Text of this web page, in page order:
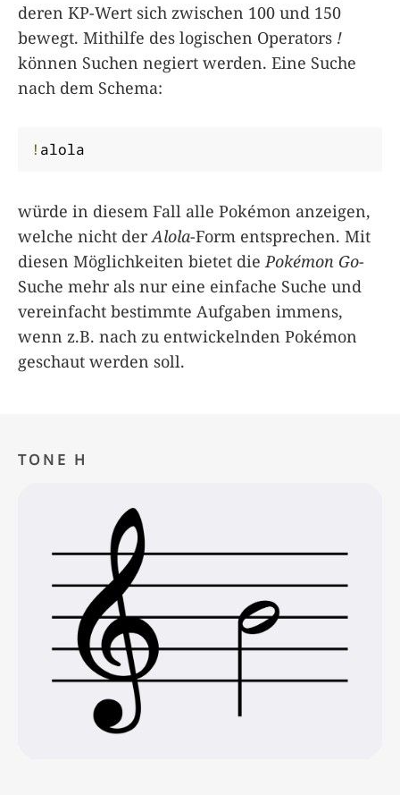
deren KP-Wert sich zwischen 100 und 150
bewegt. Mithilfe des logischen Operators !
können Suchen negiert werden. Eine Suche
nach dem Schema:
! alola
würde in diesem Fall alle Pokémon anzeigen,
welche nicht derAlola-Form entsprechen. Mit
diesen Möglichkeiten bietet diePokémon Go-
Suche mehr als nur eine einfache Suche und
vereinfacht bestimmte Aufgaben immens,
wenn z.B. nach zu entwickelnden Pokémon
geschaut werden soll.
TONE H